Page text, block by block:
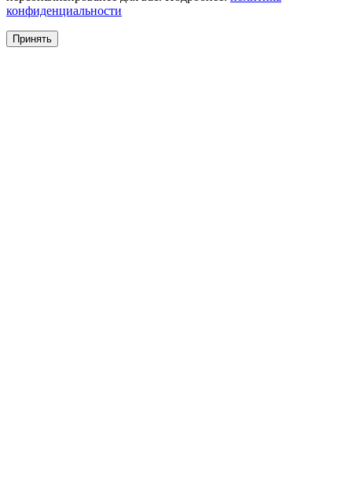
конфиденциальности
Принять